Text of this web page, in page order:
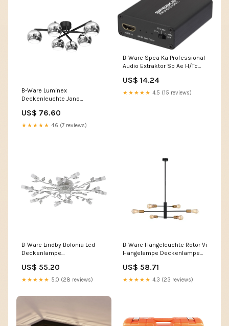
B-Ware Luminex
Deckenleuchte Jano
Schwarz/Chrom
Sechsflammig Elektrisches
US$ 76.60
★★★★★ 4.6 (7 reviews)
B-Ware Spea Ka Professional
Audio Extraktor Sp Ae H/Tc
Omnitronic
US$ 14.24
★★★★★ 4.5 (15 reviews)
B-Ware Lindby Bolonia Led
Deckenlampe
Deckenlampe Deckenlicht
Led558 Beleuchtung >
US$ 55.20
★★★★★ 5.0 (28 reviews)
B-Ware Hängeleuchte Rotor Vi
Hängelampe Deckenlampe
Leuchte 6 Fl. Windlicht
US$ 58.71
★★★★★ 4.3 (23 reviews)